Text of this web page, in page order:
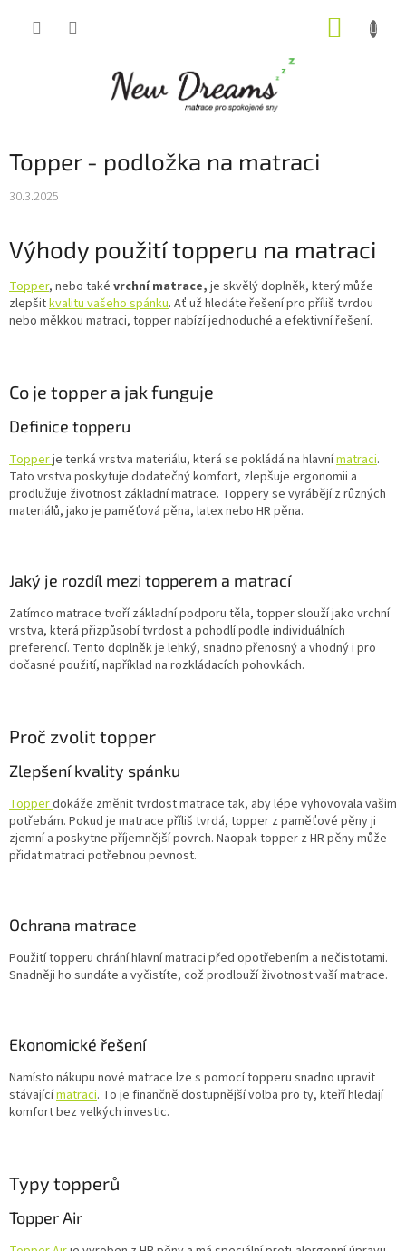
Topper - podložka na matraci
30.3.2025
Výhody použití topperu na matraci
Topper, nebo také vrchní matrace, je skvělý doplněk, který může
zlepšitkvalitu vašeho spánku. Ať už hledáte řešení pro příliš tvrdou
nebo měkkou matraci, topper nabízí jednoduché a efektivní řešení.
Co je topper a jak funguje
Definice topperu
Topperje tenká vrstva materiálu, která se pokládá na hlavnímatraci.
Tato vrstva poskytuje dodatečný komfort, zlepšuje ergonomii a
prodlužuje životnost základní matrace. Toppery se vyrábějí z různých
materiálů, jako je paměťová pěna, latex nebo HR pěna.
Jaký je rozdíl mezi topperem a matrací
Zatímco matrace tvoří základní podporu těla, topper slouží jako vrchní
vrstva, která přizpůsobí tvrdost a pohodlí podle individuálních
preferencí. Tento doplněk je lehký, snadno přenosný a vhodný i pro
dočasné použití, například na rozkládacích pohovkách.
Proč zvolit topper
Zlepšení kvality spánku
Topperdokáže změnit tvrdost matrace tak, aby lépe vyhovovala vašim
potřebám. Pokud je matrace příliš tvrdá, topper z paměťové pěny ji
zjemní a poskytne příjemnější povrch. Naopak topper z HR pěny může
přidat matraci potřebnou pevnost.
Ochrana matrace
Použití topperu chrání hlavní matraci před opotřebením a nečistotami.
Snadněji ho sundáte a vyčistíte, což prodlouží životnost vaší matrace.
Ekonomické řešení
Namísto nákupu nové matrace lze s pomocí topperu snadno upravit
stávajícímatraci. To je finančně dostupnější volba pro ty, kteří hledají
komfort bez velkých investic.
Typy topperů
Topper Air